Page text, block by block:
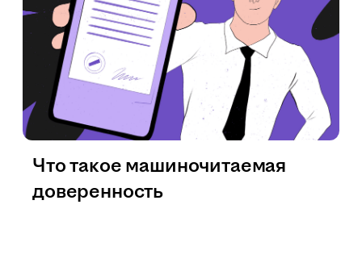
Что такое машиночитаемая
доверенность